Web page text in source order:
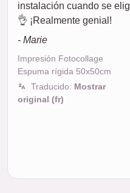
instalación cuando se
👌 ¡Realmente genial!
- Marie
Impresión Fotocollage
Espuma rígida 50x50cm
Traducido: Mostrar
original (fr)